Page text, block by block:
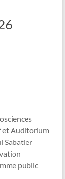
et Auditorium
Sabatier
public